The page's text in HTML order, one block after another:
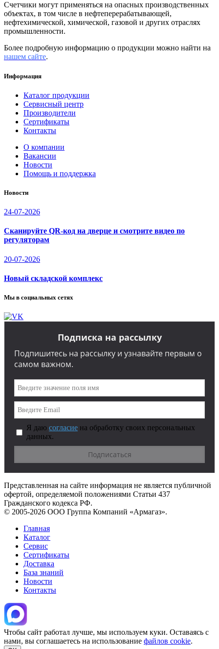
Счетчики могут применяться на опасных производственных
объектах, в том числе в нефтеперерабатывающей,
нефтехимической, химической, газовой и других отраслях
промышленности.
Более подробную информацию о продукции можно найти на
нашем сайте.
Информация
Каталог продукции
Сервисный центр
Производители
Сертификаты
Контакты
О компании
Вакансии
Новости
Помощь и поддержка
Новости
24-07-2026
Сканируйте QR-код на дверце и смотрите видео по
регуляторам
20-07-2026
Новый складской комплекс
Мы в социальных сетях
Подписка на рассылку
Подпишитесь на рассылку и узнавайте первым о
самом важном.
Я даю согласие на обработку своих персональных
данных.
Представленная на сайте информация не является публичной
офертой, определяемой положениями Статьи 437
Гражданского кодекса РФ.
© 2005-2026 ООО Группа Компаний «Армагаз».
Главная
Каталог
Сервис
Сертификаты
Доставка
База знаний
Новости
Контакты
Чтобы сайт работал лучше, мы используем куки. Оставаясь с
нами, вы соглашаетесь на использование файлов cookie.